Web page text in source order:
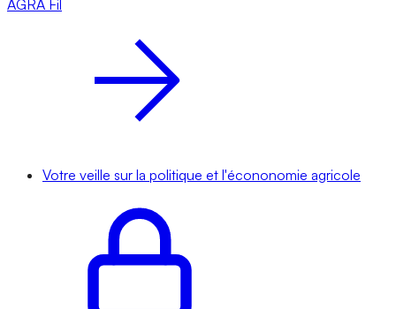
AGRA Fil
Votre veille sur la politique et l'écononomie agricole